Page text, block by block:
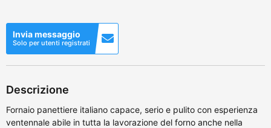
Invia messaggio
Solo per utenti registrati
Descrizione
Fornaio panettiere italiano capace, serio e pulito con esperienza
ventennale abile in tutta la lavorazione del forno anche nella